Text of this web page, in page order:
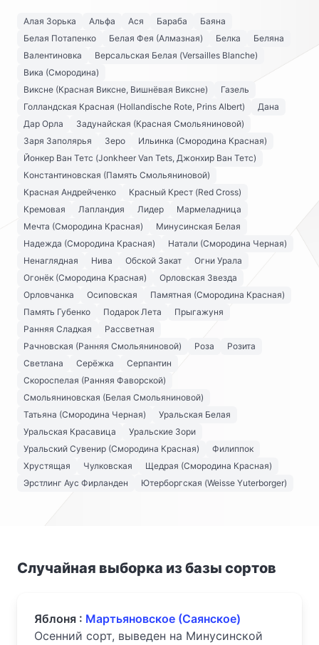
Алая Зорька Альфа Ася Бараба
Баяна
Белая Потапенко
Белая Фея (Алмазная) Белка
Беляна
Валентиновка
Версальская Белая (Versailles Blanche)
Вика (Смородина)
Виксне (Красная Виксне, Вишнёвая Виксне)
Газель
Голландская Красная (Hollandische Rote, Prins Albert)
Дана
Дар Орла
Задунайская (Красная Смольяниновой)
Заря Заполярья
Зеро
Ильинка (Смородина Красная)
Йонкер Ван Тетс (Jonkheer Van Tets, Джонхир Ван Тетс)
Константиновская (Память Смольяниновой)
Красная Андрейченко
Красный Крест (Red Cross)
Кремовая
Лапландия Лидер
Мармеладница
Мечта (Смородина Красная)
Минусинская Белая
Надежда (Смородина Красная)
Натали (Смородина Черная)
Ненаглядная
Нива Обской Закат
Огни Урала
Огонёк (Смородина Красная)
Орловская Звезда
Орловчанка
Осиповская
Памятная (Смородина Красная)
Память Губенко
Подарок Лета
Прыгажуня
Ранняя Сладкая
Рассветная
Рачновская (Ранняя Смольяниновой)
Роза
Розита
Светлана
Серёжка
Серпантин
Скороспелая (Ранняя Фаворской)
Смольяниновская (Белая Смольяниновой)
Татьяна (Смородина Черная)
Уральская Белая
Уральская Красавица
Уральские Зори
Уральский Сувенир (Смородина Красная)
Филиппок
Хрустящая
Чулковская
Щедрая (Смородина Красная)
Эрстлинг Аус Фирланден
Ютерборгская (Weisse Yuterborger)
Случайная выборка из базы сортов
Яблоня : Мартьяновское (Саянское)
Осенний сорт, выведен на Минусинской